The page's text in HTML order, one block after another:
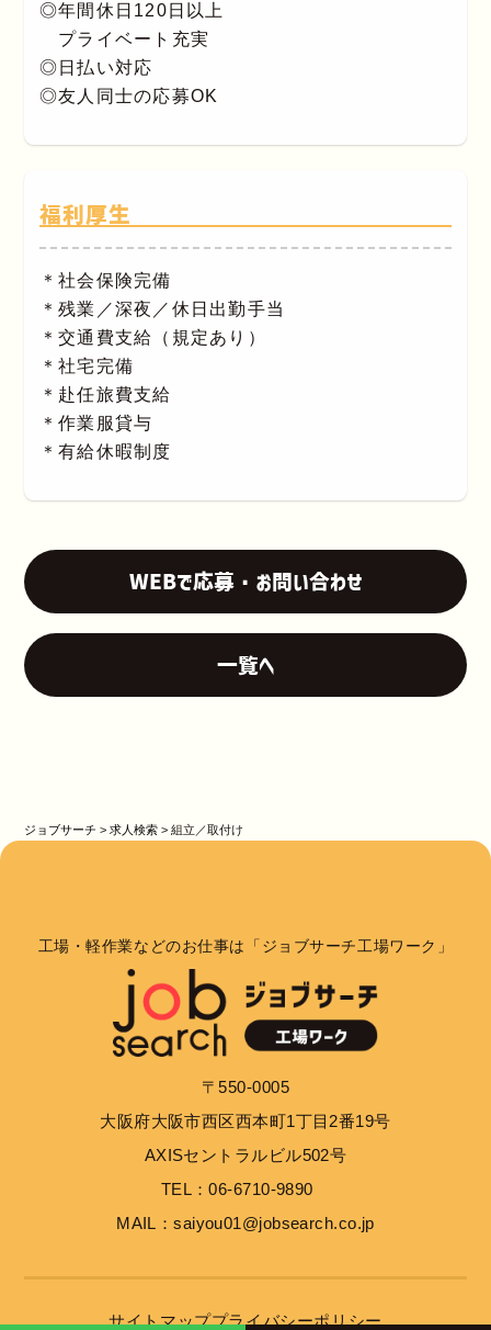
◎年間休日120日以上
プライベート充実
◎日払い対応
◎友人同士の応募OK
福利厚生
＊社会保険完備
＊残業／深夜／休日出勤手当
＊交通費支給（規定あり）
＊社宅完備
＊赴任旅費支給
＊作業服貸与
＊有給休暇制度
WEBで応募・お問い合わせ
一覧へ
ジョブサーチ >求人検索 >組立／取付け
工場・軽作業などのお仕事は「ジョブサーチ工場ワーク」
〒550-0005
大阪府大阪市西区西本町1丁目2番19号
AXISセントラルビル502号
TEL：06-6710-9890
MAIL：saiyou01@jobsearch.co.jp
サイトマッププライバシーポリシー